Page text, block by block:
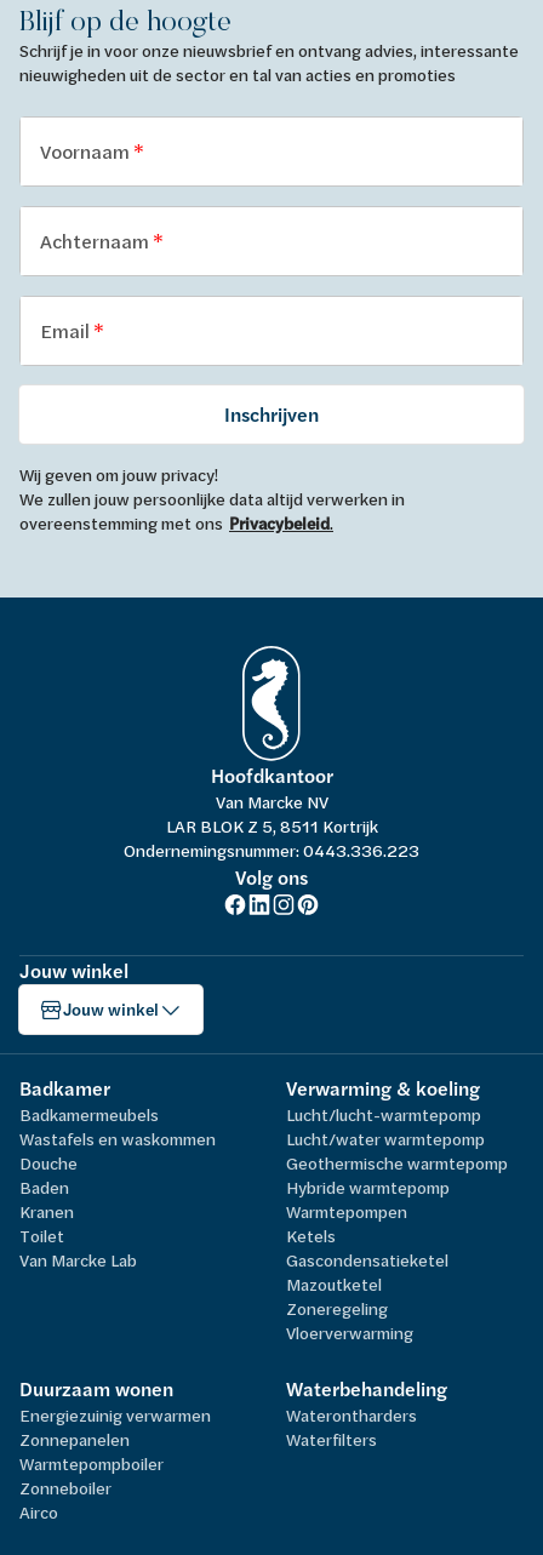
Blijf op de hoogte
Schrijf je in voor onze nieuwsbrief en ontvang advies, interessante
nieuwigheden uit de sector en tal van acties en promoties
Voornaam
Achternaam
Email
Inschrijven
Wij geven om jouw privacy!
We zullen jouw persoonlijke data altijd verwerken in
overeenstemming met ons Privacybeleid.
Hoofdkantoor
Van Marcke NV
LAR BLOK Z 5, 8511 Kortrijk
Ondernemingsnummer: 0443.336.223
Volg ons
Jouw winkel
Jouw winkel
Badkamer
Badkamermeubels
Wastafels en waskommen
Douche
Baden
Kranen
Toilet
Van Marcke Lab
Verwarming & koeling
Lucht/lucht-warmtepomp
Lucht/water warmtepomp
Geothermische warmtepomp
Hybride warmtepomp
Warmtepompen
Ketels
Gascondensatieketel
Mazoutketel
Zoneregeling
Vloerverwarming
Duurzaam wonen
Energiezuinig verwarmen
Zonnepanelen
Warmtepompboiler
Zonneboiler
Airco
Waterbehandeling
Waterontharders
Waterfilters